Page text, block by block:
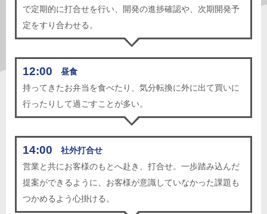
で定期的に打合せを行い、開発の進捗確認や、次期開発予
定をすり合わせる。
12:00
昼食
持ってきたお弁当を食べたり、気分転換に外に出て買いに
行ったりして過ごすことが多い。
14:00
社外打合せ
営業と共にお客様のもとへ赴き、打合せ。一歩踏み込んだ
提案ができるように、お客様が意識していなかった課題も
つかめるよう心掛ける。